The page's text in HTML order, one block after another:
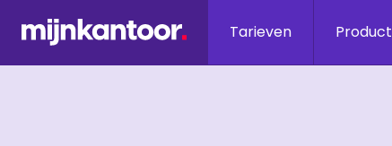
Tarieven Product